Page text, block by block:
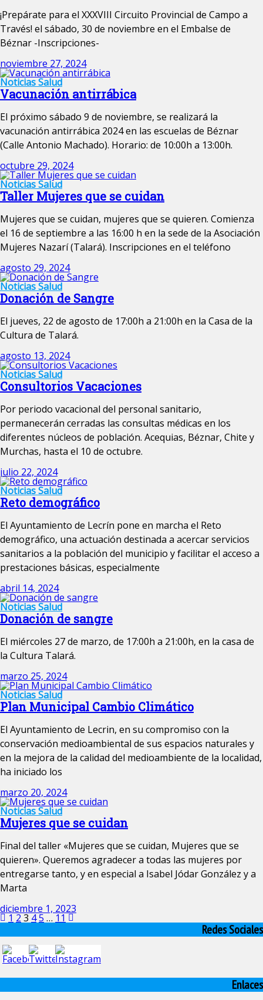
¡Prepárate para el XXXVIII Circuito Provincial de Campo a
Través! el sábado, 30 de noviembre en el Embalse de
Béznar -Inscripciones-
noviembre 27, 2024
NoticiasSalud
Vacunación antirrábica
El próximo sábado 9 de noviembre, se realizará la
vacunación antirrábica 2024 en las escuelas de Béznar
(Calle Antonio Machado). Horario: de 10:00h a 13:00h.
octubre 29, 2024
NoticiasSalud
Taller Mujeres que se cuidan
Mujeres que se cuidan, mujeres que se quieren. Comienza
el 16 de septiembre a las 16:00 h en la sede de la Asociación
Mujeres Nazarí (Talará). Inscripciones en el teléfono
agosto 29, 2024
NoticiasSalud
Donación de Sangre
El jueves, 22 de agosto de 17:00h a 21:00h en la Casa de la
Cultura de Talará.
agosto 13, 2024
NoticiasSalud
Consultorios Vacaciones
Por periodo vacacional del personal sanitario,
permanecerán cerradas las consultas médicas en los
diferentes núcleos de población. Acequias, Béznar, Chite y
Murchas, hasta el 10 de octubre.
julio 22, 2024
NoticiasSalud
Reto demográfico
El Ayuntamiento de Lecrín pone en marcha el Reto
demográfico, una actuación destinada a acercar servicios
sanitarios a la población del municipio y facilitar el acceso a
prestaciones básicas, especialmente
abril 14, 2024
NoticiasSalud
Donación de sangre
El miércoles 27 de marzo, de 17:00h a 21:00h, en la casa de
la Cultura Talará.
marzo 25, 2024
NoticiasSalud
Plan Municipal Cambio Climático
El Ayuntamiento de Lecrin, en su compromiso con la
conservación medioambiental de sus espacios naturales y
en la mejora de la calidad del medioambiente de la localidad,
ha iniciado los
marzo 20, 2024
NoticiasSalud
Mujeres que se cuidan
Final del taller «Mujeres que se cuidan, Mujeres que se
quieren». Queremos agradecer a todas las mujeres por
entregarse tanto, y en especial a Isabel Jódar González y a
Marta
diciembre 1, 2023
1 2 3 45 … 11
Redes Sociales
Enlaces